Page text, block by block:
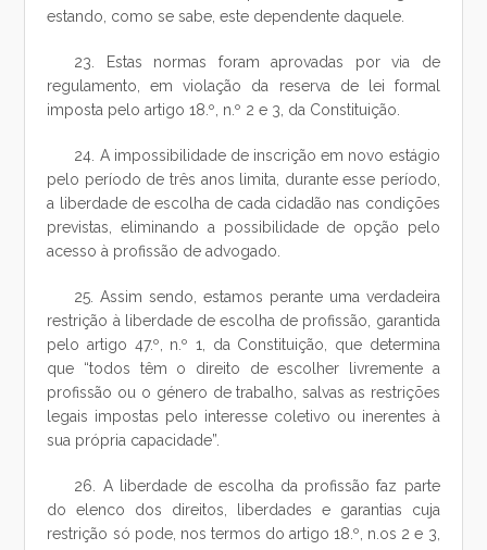
estando, como se sabe, este dependente daquele.
23. Estas normas foram aprovadas por via de
regulamento, em violação da reserva de lei formal
imposta pelo artigo 18.º, n.º 2 e 3, da Constituição.
24. A impossibilidade de inscrição em novo estágio
pelo período de três anos limita, durante esse período,
a liberdade de escolha de cada cidadão nas condições
previstas, eliminando a possibilidade de opção pelo
acesso à profissão de advogado.
25. Assim sendo, estamos perante uma verdadeira
restrição à liberdade de escolha de profissão, garantida
pelo artigo 47.º, n.º 1, da Constituição, que determina
que “todos têm o direito de escolher livremente a
profissão ou o género de trabalho, salvas as restrições
legais impostas pelo interesse coletivo ou inerentes à
sua própria capacidade”.
26. A liberdade de escolha da profissão faz parte
do elenco dos direitos, liberdades e garantias cuja
restrição só pode, nos termos do artigo 18.º, n.os 2 e 3,